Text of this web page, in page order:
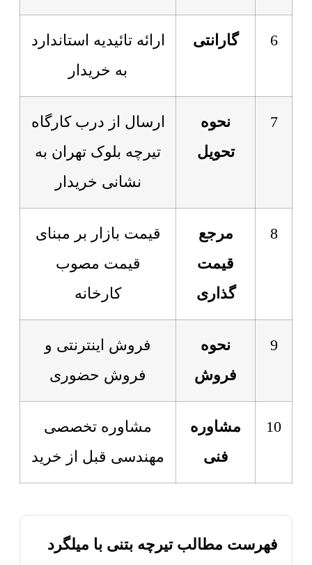
6 گارانتی
ارائه تائیدیه استاندارد
به خریدار
7
نحوه
تحویل
ارسال از درب کارگاه
تیرچه بلوک تهران به
نشانی خریدار
8
مرجع
قیمت
گذاری
قیمت بازار بر مبنای
قیمت مصوب
کارخانه
9
نحوه
فروش
فروش اینترنتی و
فروش حضوری
10
مشاوره
فنی
مشاوره تخصصی
مهندسی قبل از خرید
فهرست مطالب تیرچه بتنی با میلگرد